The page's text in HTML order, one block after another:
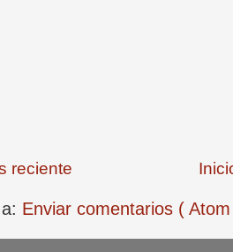
reciente
Enviar comentarios (